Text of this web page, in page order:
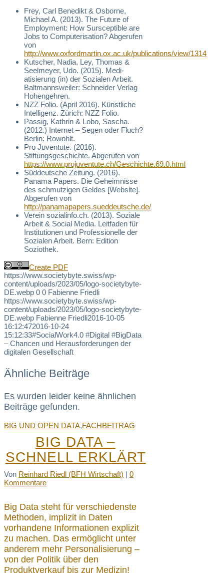
Frey, Carl Benedikt & Osborne,
Michael A. (2013). The Future of
Employment: How Sursceptible are
Jobs to Computerisation? Abgerufen
von
http://www.oxfordmartin.ox.ac.uk/publications/view/1314
Kutscher, Nadia, Ley, Thomas &
Seelmeyer, Udo. (2015). Medi-
atisierung (in) der Sozialen Arbeit.
Baltmannsweiler: Schneider Verlag
Hohengehren.
NZZ Folio. (April 2016). Künstliche
Intelligenz. Zürich: NZZ Folio.
Passig, Kathrin & Lobo, Sascha.
(2012.) Internet – Segen oder Fluch?
Berlin: Rowohlt.
Pro Juventute. (2016).
Stiftungsgeschichte. Abgerufen von
https://www.projuventute.ch/Geschichte.69.0.html
Süddeutsche Zeitung. (2016).
Panama Papers. Die Geheimnisse
des schmutzigen Geldes [Website].
Abgerufen von
http://panamapapers.sueddeutsche.de/
Verein sozialinfo.ch. (2013). Soziale
Arbeit & Social Media. Leitfaden für
Institutionen und Professionelle der
Sozialen Arbeit. Bern: Edition
Soziothek.
Create PDF
https://www.societybyte.swiss/wp-
content/uploads/2023/05/logo-societybyte-
DE.webp 0 0 Fabienne Friedli
https://www.societybyte.swiss/wp-
content/uploads/2023/05/logo-societybyte-
DE.webp Fabienne Friedli2016-10-05
16:12:472016-10-24
15:12:33#SocialWork4.0 #Digital #BigData
– Chancen und Herausforderungen der
digitalen Gesellschaft
Ähnliche Beiträge
Es wurden leider keine ähnlichen
Beiträge gefunden.
BIG UND OPEN DATA,FACHBEITRAG
BIG DATA –
SCHNELL ERKLÄRT
Von Reinhard Riedl (BFH Wirtschaft) | 0
Kommentare
Big Data steht für verschiedenste
Methoden, implizit in Daten
vorhandene Informationen explizit
zu machen. Das ermöglicht unter
anderem mehr Personalisierung –
von der Politik über den
Produktverkauf bis zur Medizin!